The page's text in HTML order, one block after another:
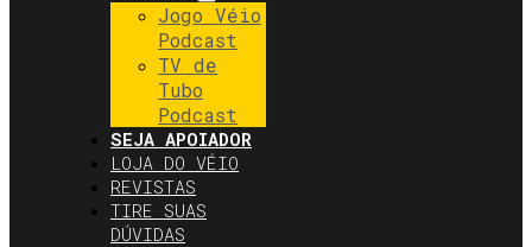
Jogo Véio
Podcast
TV de
Tubo
Podcast
SEJA APOIADOR
LOJA DO VÉIO
REVISTAS
TIRE SUAS
DÚVIDAS